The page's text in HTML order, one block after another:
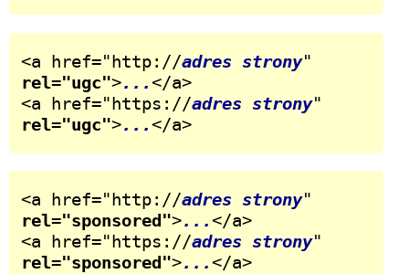
<a href="http://adres strony
rel="ugc">...</a>
<a href="https://adres strony
rel="ugc">...</a>
<a href="http://adres strony
rel="sponsored">...</a>
<a href="https://adres strony
rel="sponsored">...</a>